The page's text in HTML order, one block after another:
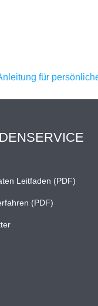
für
Leitfaden (PDF)
(PDF)